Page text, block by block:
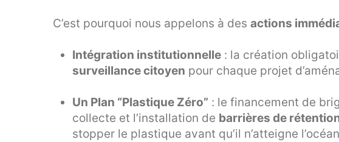
C’est pourquoi nous appelons à des actions
Intégration institutionnelle : la création
surveillance citoyen pour chaque projet
Un Plan “Plastique Zéro” : le financement de
collecte et l’installation de barrières de
stopper le plastique avant qu’il n’atteigne